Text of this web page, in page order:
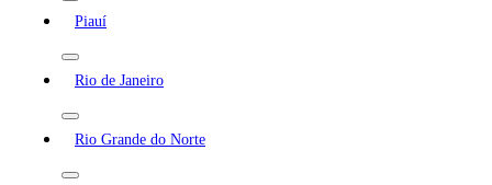
Piauí
Rio de Janeiro
Rio Grande do Norte